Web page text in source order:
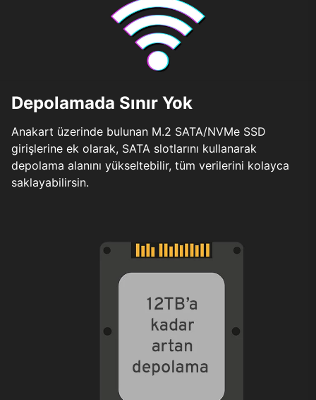
Depolamada Sınır Yok
Anakart üzerinde bulunan M.2 SATA/NVMe SSD
girişlerine ek olarak, SATA slotlarını kullanarak
depolama alanını yükseltebilir, tüm verilerini kolayca
saklayabilirsin.